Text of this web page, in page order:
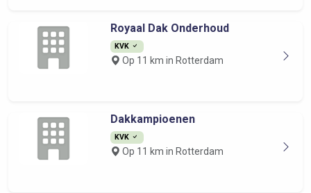
Royaal Dak Onderhoud
KVK
Op 11 km in Rotterdam
Dakkampioenen
KVK
Op 11 km in Rotterdam